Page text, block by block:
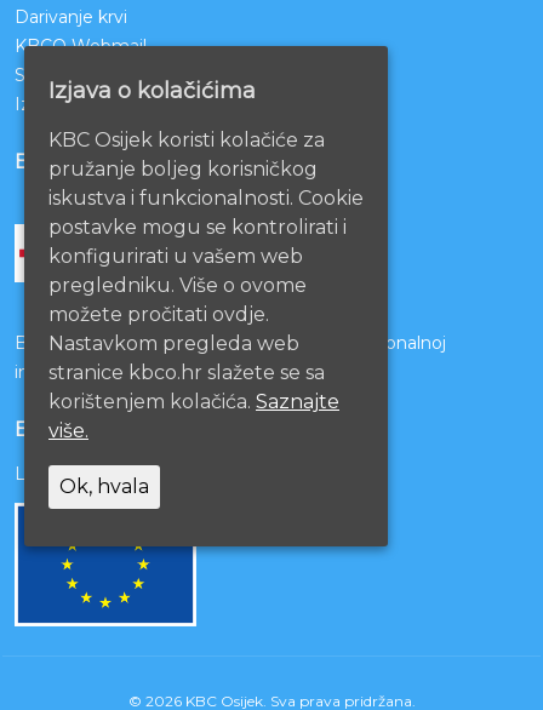
Darivanje krvi
KBCO Webmail
Sestrinstvo KBC Osijek
Izjava o pristupačnosti mrežnih stranica
BOLNICE PARTNERI
Bolnice s kojima je potpisan ugovor o funkcionalnoj
integraciji
EU PROJEKTI
Lista projekata
© 2026 KBC Osijek. Sva prava pridržana.
Izjava o kolačićima
KBC Osijek koristi kolačiće za
pružanje boljeg korisničkog
iskustva i funkcionalnosti. Cookie
postavke mogu se kontrolirati i
konfigurirati u vašem web
pregledniku. Više o ovome
možete pročitati ovdje.
Nastavkom pregleda web
stranice kbco.hr slažete se sa
korištenjem kolačića. Saznajte
više.
Ok, hvala